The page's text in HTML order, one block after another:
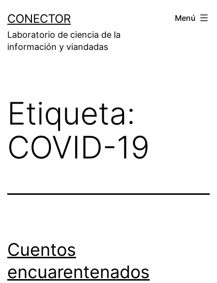
contenido
CONECTOR
Laboratorio de ciencia de la
información y viandadas
Menú
Etiqueta:
COVID-19
Cuentos
encuarentenados